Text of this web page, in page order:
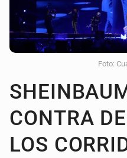
Foto:
CONTRA
LOS